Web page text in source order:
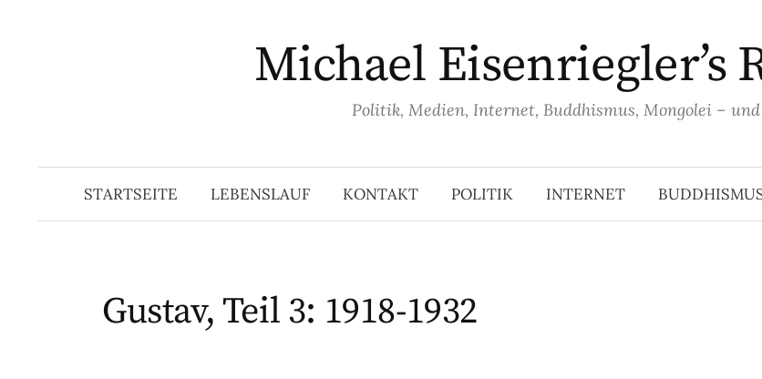
Michael Eisenriegler’s
Politik, Medien, Internet, Buddhismus, Mongolei – und
STARTSEITE LEBENSLAUF KONTAKT POLITIK INTERNET
Gustav, Teil 3: 1918-1932